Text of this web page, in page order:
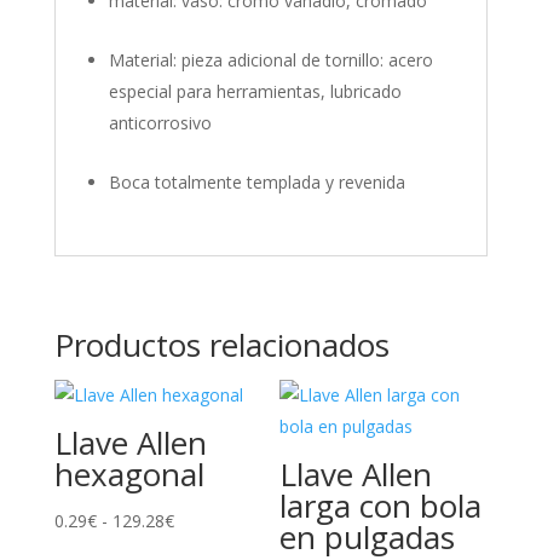
Material: pieza adicional de tornillo: acero
especial para herramientas, lubricado
anticorrosivo
Boca totalmente templada y revenida
Productos relacionados
Llave Allen
hexagonal
0.29€ - 129.28€Rango
Llave Allen
larga con bola
en pulgadas